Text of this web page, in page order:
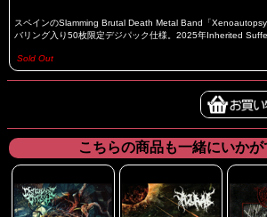
スペインのSlamming Brutal Death Metal Band「
バリング入り50枚限定デジパック仕様。2025年Inherited
Sold Out
こちらの商品も一緒にいかが